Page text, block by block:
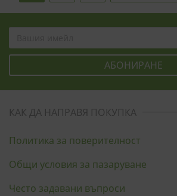
КАК ДА НАПРАВЯ ПОКУПКА
Политика за поверителност
Общи условия за пазаруване
Често задавани въпроси